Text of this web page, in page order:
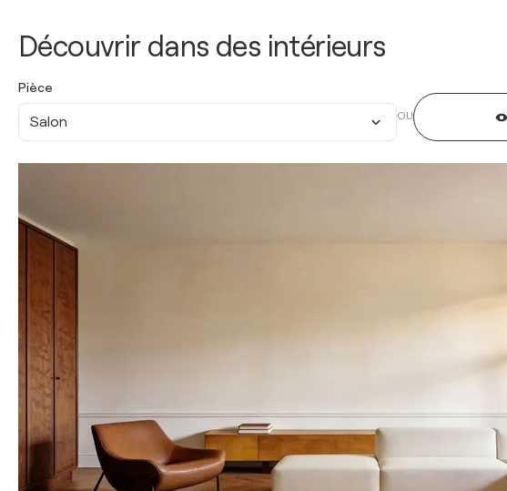
Découvrir dans des intérieurs
Pièce
Salon OU